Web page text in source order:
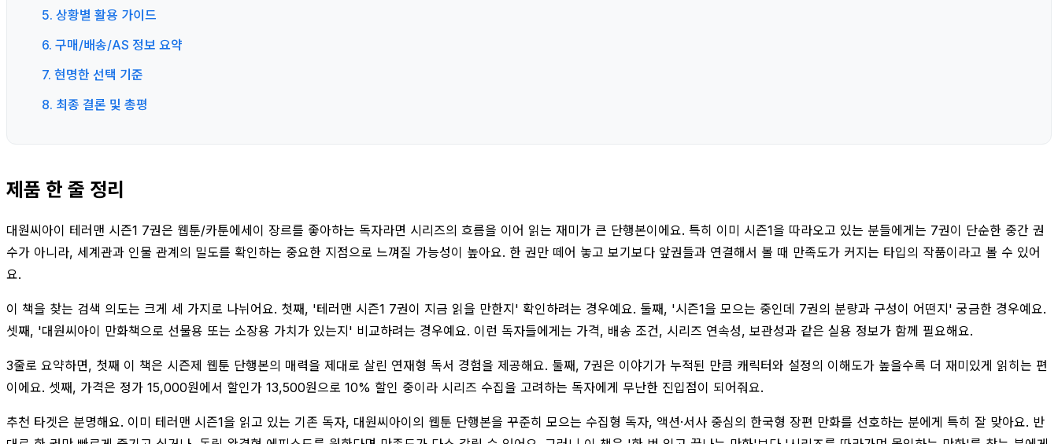
5. 상황별 활용 가이드
6. 구매/배송/AS 정보 요약
7. 현명한 선택 기준
8. 최종 결론 및 총평
제품 한 줄 정리
대원씨아이 테러맨 시즌1 7권은 웹툰/카툰에세이 장르를 좋아하는 독자라면 시리즈의 흐름을 이어 읽는 재미가 큰 단행본이에요. 특히 이미 시즌1을 따라오고 있는 분들에게는 7권이 단순한 중간 권
수가 아니라, 세계관과 인물 관계의 밀도를 확인하는 중요한 지점으로 느껴질 가능성이 높아요. 한 권만 떼어 놓고 보기보다 앞권들과 연결해서 볼 때 만족도가 커지는 타입의 작품이라고 볼 수 있어
요.
이 책을 찾는 검색 의도는 크게 세 가지로 나뉘어요. 첫째, '테러맨 시즌1 7권이 지금 읽을 만한지' 확인하려는 경우예요. 둘째, '시즌1을 모으는 중인데 7권의 분량과 구성이 어떤지' 궁금한 경우예요.
셋째, '대원씨아이 만화책으로 선물용 또는 소장용 가치가 있는지' 비교하려는 경우예요. 이런 독자들에게는 가격, 배송 조건, 시리즈 연속성, 보관성과 같은 실용 정보가 함께 필요해요.
3줄로 요약하면, 첫째 이 책은 시즌제 웹툰 단행본의 매력을 제대로 살린 연재형 독서 경험을 제공해요. 둘째, 7권은 이야기가 누적된 만큼 캐릭터와 설정의 이해도가 높을수록 더 재미있게 읽히는 편
이에요. 셋째, 가격은 정가 15,000원에서 할인가 13,500원으로 10% 할인 중이라 시리즈 수집을 고려하는 독자에게 무난한 진입점이 되어줘요.
추천 타겟은 분명해요. 이미 테러맨 시즌1을 읽고 있는 기존 독자, 대원씨아이의 웹툰 단행본을 꾸준히 모으는 수집형 독자, 액션·서사 중심의 한국형 장편 만화를 선호하는 분에게 특히 잘 맞아요. 반